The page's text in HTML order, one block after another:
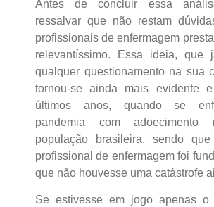
Antes de concluir essa
ressalvar que não restam
profissionais de enfermagem
relevantíssimo. Essa ideia, que
qualquer questionamento na sua
tornou-se ainda mais evidente
últimos anos, quando se
pandemia com adoecimento
população brasileira, sendo
profissional de enfermagem foi
que não houvesse uma catástrofe
Se estivesse em jogo apenas o